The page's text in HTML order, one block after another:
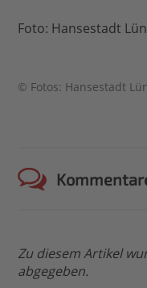
Foto: Hansestadt
© Fotos: Hansestadt
Zu diesem Artikel
abgegeben.